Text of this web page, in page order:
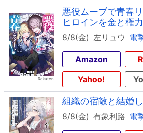
悪役ムーブで青春
ヒロインを金と権
8/8(金) 左リュウ 電
Amazon
Yahoo!
組織の宿敵と結婚
8/8(金) 有象利路 電